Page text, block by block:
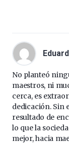
No planteó
maestros, ni
cerca, es
dedicación. Sin
resultado de
lo que la
mejor, hacia